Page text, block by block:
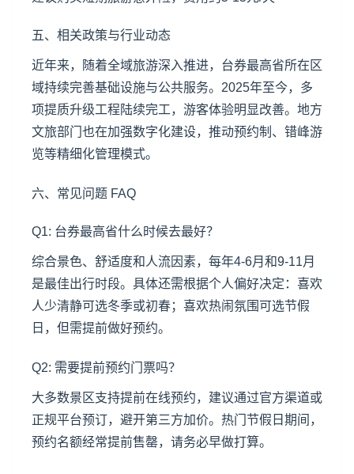
五、相关政策与行业动态
近年来，随着全域旅游深入推进，台券最高省所在区
域持续完善基础设施与公共服务。2025年至今，多
项提质升级工程陆续完工，游客体验明显改善。地方
文旅部门也在加强数字化建设，推动预约制、错峰游
览等精细化管理模式。
六、常见问题 FAQ
Q1: 台券最高省什么时候去最好？
综合景色、舒适度和人流因素，每年4-6月和9-11月
是最佳出行时段。具体还需根据个人偏好决定：喜欢
人少清静可选冬季或初春；喜欢热闹氛围可选节假
日，但需提前做好预约。
Q2: 需要提前预约门票吗？
大多数景区支持提前在线预约，建议通过官方渠道或
正规平台预订，避开第三方加价。热门节假日期间，
预约名额经常提前售罄，请务必早做打算。